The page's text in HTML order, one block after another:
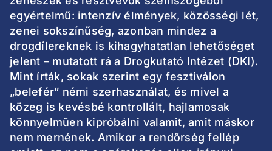
egyértelmű: intenzív élmények, közösségi lét,
zenei sokszínűség, azonban mindez a
drogdílereknek is kihagyhatatlan lehetőséget
jelent – mutatott rá a Drogkutató Intézet (DKI).
Mint írták, sokak szerint egy fesztiválon
„belefér” némi szerhasználat, és mivel a
közeg is kevésbé kontrollált, hajlamosak
könnyelműen kipróbálni valamit, amit máskor
nem mernének. Amikor a rendőrség fellép